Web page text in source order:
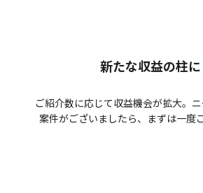
新たな収益の柱に
ご紹介数に応じて収益機会が拡大。
案件がございましたら、まずは一度